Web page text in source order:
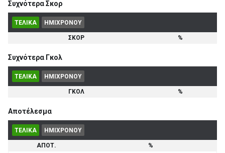
Συχνότερα Σκορ
ΤΕΛΙΚΑ ΗΜΙΧΡΟΝΟΥ
ΣΚΟΡ %
Συχνότερα Γκολ
ΤΕΛΙΚΑ ΗΜΙΧΡΟΝΟΥ
ΓΚΟΛ %
Αποτέλεσμα
ΤΕΛΙΚΑ ΗΜΙΧΡΟΝΟΥ
ΑΠΟΤ. %